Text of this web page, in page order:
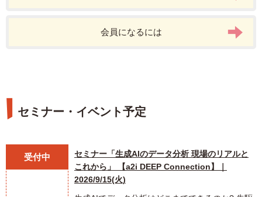
会員になるには
セミナー・イベント予定
受付中
セミナー「生成AIのデータ分析 現場のリアルと
これから」 【a2i DEEP Connection】｜
2026/9/15(火)